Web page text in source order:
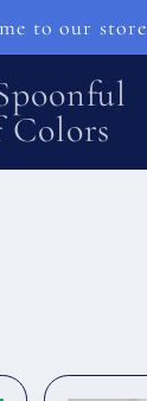
to our store
Colors